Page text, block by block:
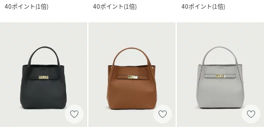
40ポイント(1倍)
40ポイント(1倍)
40ポイント(1倍)